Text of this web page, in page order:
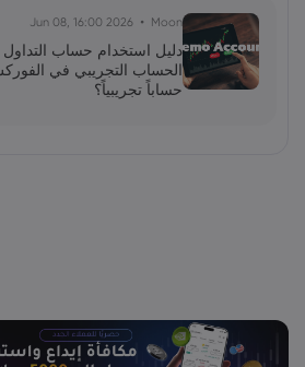
Moon
2026 Jun 08, 16:00
دليل استخدام حساب التداول
الحساب التجريبي في
حساباً تجريبياً؟